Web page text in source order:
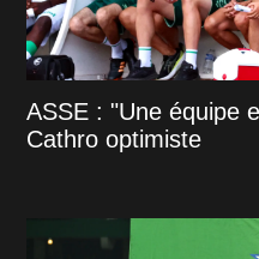
ASSE : "Une équipe
Cathro optimiste